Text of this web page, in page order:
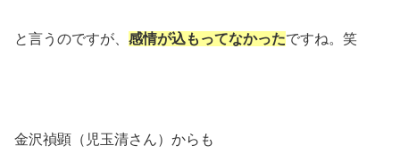
と言うのですが、 感情が込もってなかったですね。笑
金沢禎顕（児玉清さん）からも